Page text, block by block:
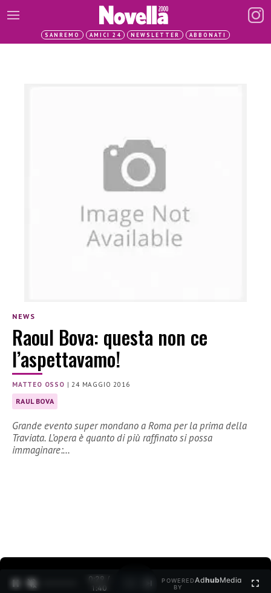
SANREMO AMICI 24 NEWSLETTER ABBONATI
NEWS
Raoul Bova: questa non ce
l’aspettavamo!
MATTEO OSSO |24 MAGGIO 2016
RAUL BOVA
Grande evento super mondano a Roma per la prima della
Traviata. L’opera è quanto di più raffinato si possa
immaginare:…
0:30 /
1:40
POWERED
BY
AdhubMedia